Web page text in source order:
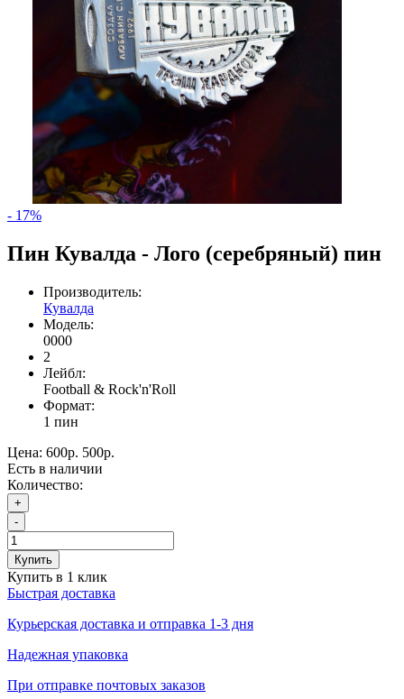
- 17%
Пин Кувалда - Лого (серебряный) пин
Производитель:
Кувалда
Модель:
0000
2
Лейбл:
Football & Rock'n'Roll
Формат:
1 пин
Цена: 600р. 500р.
Есть в наличии
Количество:
+
-
Купить
Купить в 1 клик
Быстрая доставка
Курьерская доставка и отправка 1-3 дня
Надежная упаковка
При отправке почтовых заказов